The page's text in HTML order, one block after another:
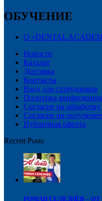
ОБУЧЕНИЕ
О «DENTAL
Новости
Каталог
Доставка
Контакты
Вход для сотрудников
Политика
Согласие на
Cогласие на
Публичная оферта
Recent Posts
РОМАН СЕЛЕЗНЁВ –